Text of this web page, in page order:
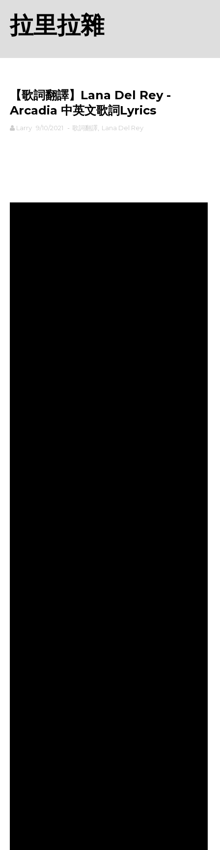
拉里拉雜
【歌詞翻譯】Lana Del Rey -
Arcadia 中英文歌詞Lyrics
Larry 9/10/2021 - 歌詞翻譯 Lana Del Rey